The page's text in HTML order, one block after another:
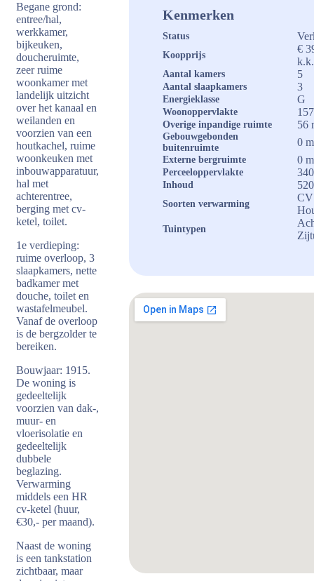
Begane grond:
entree/hal,
werkkamer,
bijkeuken,
doucheruimte,
zeer ruime
woonkamer met
landelijk uitzicht
over het kanaal en
weilanden en
voorzien van een
houtkachel, ruime
woonkeuken met
inbouwapparatuur,
hal met
achterentree,
berging met cv-
ketel, toilet.
1e verdieping:
ruime overloop, 3
slaapkamers, nette
badkamer met
douche, toilet en
wastafelmeubel.
Vanaf de overloop
is de bergzolder te
bereiken.
Bouwjaar: 1915.
De woning is
gedeeltelijk
voorzien van dak-,
muur- en
vloerisolatie en
gedeeltelijk
dubbele
beglazing.
Verwarming
middels een HR
cv-ketel (huur,
€30,- per maand).
Naast de woning
is een tankstation
zichtbaar, maar
Kenmerken
Status
Koopprijs
€
k.k.
Aantal kamers 5
Aantal slaapkamers 3
Energieklasse G
Woonoppervlakte
Overige inpandige ruimte 56
Gebouwgebonden
buitenruimte
0
Externe bergruimte 0
Perceeloppervlakte
Inhoud
Soorten verwarming
CV
Tuintypen